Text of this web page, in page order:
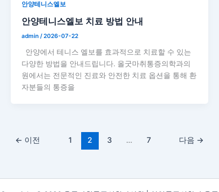
안양테니스엘보
안양테니스엘보 치료 방법 안내
admin/2026-07-22
안양에서 테니스 엘보를 효과적으로 치료할 수 있는
다양한 방법을 안내드립니다. 올굿마취통증의학과의
원에서는 전문적인 진료와 안전한 치료 옵션을 통해 환
자분들의 통증을
← 이전 1 2 3 … 7 다음 →